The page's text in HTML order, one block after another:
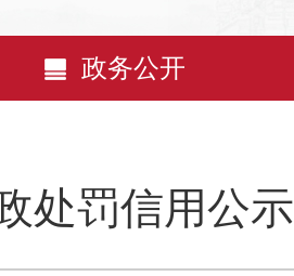
政务公开
处罚信用公示